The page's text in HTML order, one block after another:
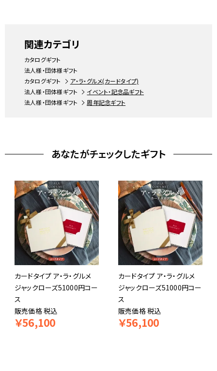
関連カテゴリ
カタログギフト
法人様・団体様ギフト
カタログギフト
ア・ラ・グルメ(カードタイプ)
法人様・団体様ギフト
イベント・記念品ギフト
法人様・団体様ギフト
周年記念ギフト
あなたがチェックしたギフト
カードタイプ ア・ラ・グルメ
ジャックローズ51000円コー
ス
販売価格税込
￥56,100
カードタイプ ア・ラ・グルメ
ジャックローズ51000円コー
ス
販売価格税込
￥56,100